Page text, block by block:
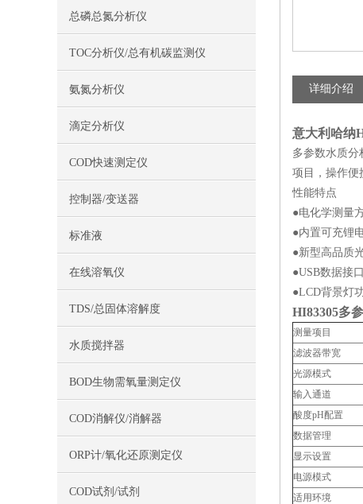
总磷总氮分析仪
TOC分析仪/总有机碳监测仪
氨氮分析仪
滴定分析仪
COD快速测定仪
控制器/变送器
标准液
在线溶氧仪
TDS/总固体溶解度
水质搅拌器
BOD生物需氧量测定仪
COD消解仪/消解器
ORP计/氧化还原测定仪
COD试剂/试剂
详细介绍
意大利哈纳
多参数水质分
项目，操作便
性能特点
●电化学测量
●内置可充锂
●新型高品质
●USB数据接
●LCD背景灯
HI83305多
测量项目
滤波器带宽
光源模式
输入通道
酸度pH配置
数据管理
显示设置
电源模式
适用环境